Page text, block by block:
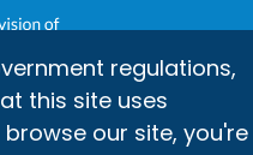
regulations,
this site uses
our site, you're